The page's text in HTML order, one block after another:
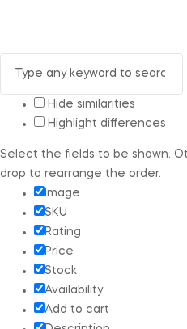
Hide similarities
Highlight differences
Select the fields to be shown.
drop to rearrange the order.
Image
SKU
Rating
Price
Stock
Availability
Add to cart